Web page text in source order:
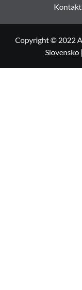
Copyright © 2022
Slovensko |